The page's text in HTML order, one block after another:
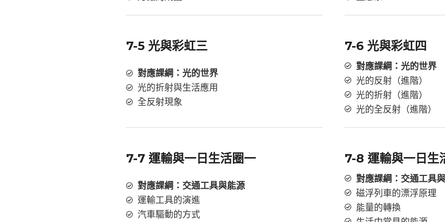
7-5 光與彩虹三
對應課綱：光的世界
光的折射與生活應用
全反射現象
7-6 光與彩虹四
對應課綱：光的世界
光的反射（進階）
光的折射（進階）
光的全反射（進階）
7-7 運輸與一日生活圈一
對應課綱：交通工具與能源
運輸工具的演進
汽車驅動的方式
7-8 運輸與一日生
對應課綱：交通工具
磁浮列車的漂浮原理
能量的轉換